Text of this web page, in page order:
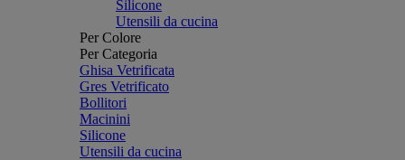
Silicone
Utensili da cucina
Per Colore
Per Categoria
Ghisa Vetrificata
Gres Vetrificato
Bollitori
Macinini
Silicone
Utensili da cucina